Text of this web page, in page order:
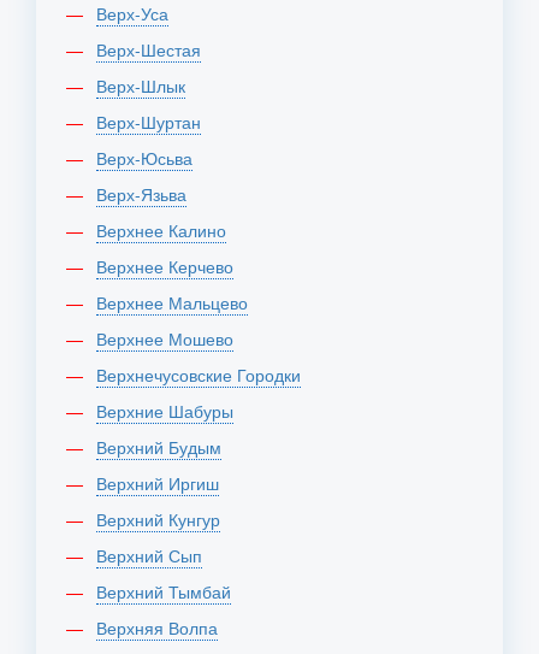
Верх-Уса
Верх-Шестая
Верх-Шлык
Верх-Шуртан
Верх-Юсьва
Верх-Язьва
Верхнее Калино
Верхнее Керчево
Верхнее Мальцево
Верхнее Мошево
Верхнечусовские Городки
Верхние Шабуры
Верхний Будым
Верхний Иргиш
Верхний Кунгур
Верхний Сып
Верхний Тымбай
Верхняя Волпа